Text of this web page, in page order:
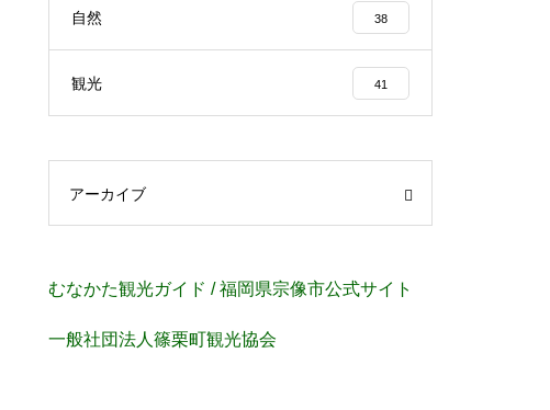
自然 38
観光 41
アーカイブ
むなかた観光ガイド / 福岡県宗像市公式サイト
⼀般社団法⼈篠栗町観光協会